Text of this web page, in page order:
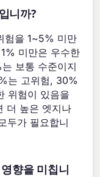
니까?
험을 1~5% 미만
미만은 우수한
보통 수준이지
는 고위험, 30%
위험이 있음을
더 높은 엣지나
두가 필요합니
향을 미칩니